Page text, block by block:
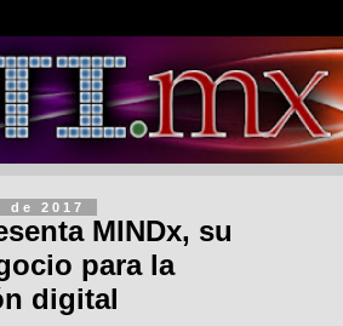
de 2017
MINDx, su
para la
digital